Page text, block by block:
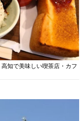
知で美味しい喫茶店・カフ